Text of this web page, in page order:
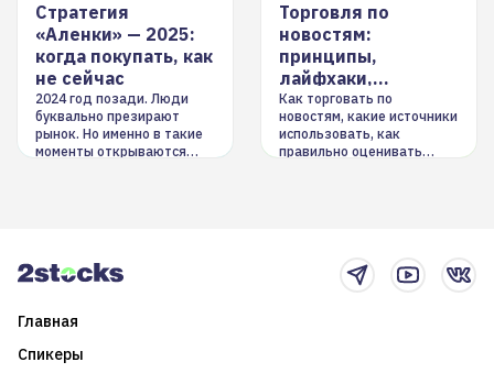
Стратегия
«Аленки» — 2025:
когда покупать, как
не сейчас
2024 год позади. Люди
буквально презирают
рынок. Но именно в такие
моменты открываются
Торговля по
новостям:
принципы,
лайфхаки,
инструменты
Как торговать по
новостям, какие источники
использовать, как
правильно оценивать
Главная
Спикеры